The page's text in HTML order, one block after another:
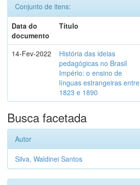
Conjunto de itens:
Data do
documento
Título
14-Fev-2022
História das ideias
pedagógicas no Brasil
Império: o ensino de
línguas estrangeiras entre
1823 e 1890
Busca facetada
Autor
Silva, Waldinei Santos